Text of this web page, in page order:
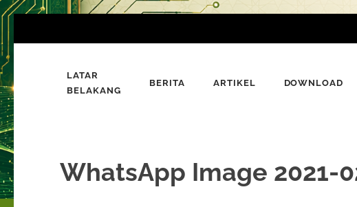
ke
(Tekan
Enter)
Bumi Al-Quran
Sinergi Untuk Kebahagiaan Dunia-Akhirat
LATAR
BELAKANG
BERITA ARTIKEL DOWNLOAD
WhatsApp Image 2021-